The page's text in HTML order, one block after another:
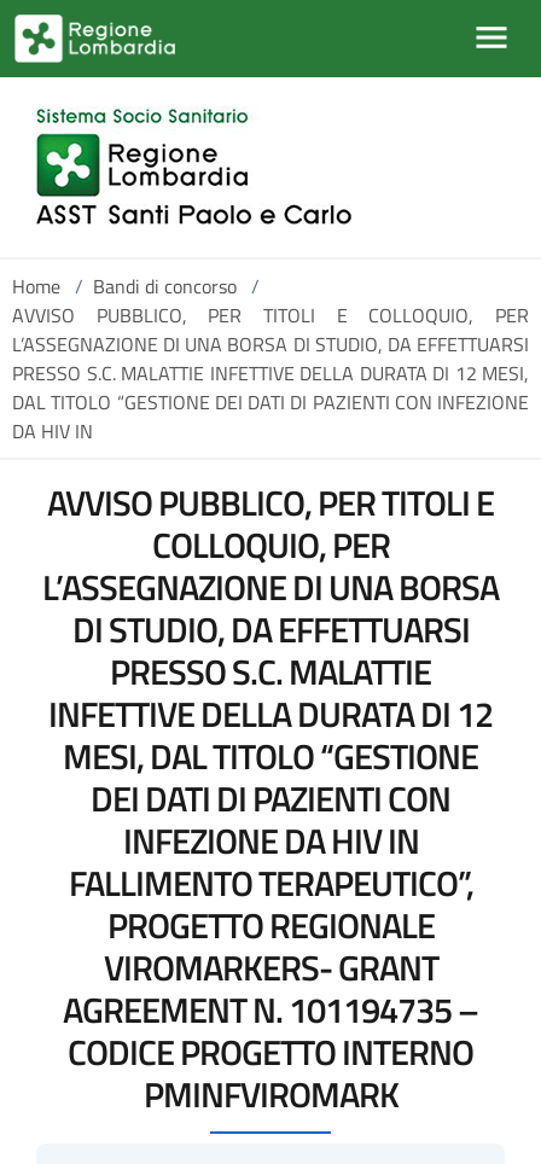
Salta al contenuto principale
Home / Bandi di concorso /
AVVISO PUBBLICO, PER TITOLI E COLLOQUIO, PER
L’ASSEGNAZIONE DI UNA BORSA DI STUDIO, DA EFFETTUARSI
PRESSO S.C. MALATTIE INFETTIVE DELLA DURATA DI 12 MESI,
DAL TITOLO “GESTIONE DEI DATI DI PAZIENTI CON INFEZIONE
DA HIV IN
AVVISO PUBBLICO, PER TITOLI E
COLLOQUIO, PER
L’ASSEGNAZIONE DI UNA BORSA
DI STUDIO, DA EFFETTUARSI
PRESSO S.C. MALATTIE
INFETTIVE DELLA DURATA DI 12
MESI, DAL TITOLO “GESTIONE
DEI DATI DI PAZIENTI CON
INFEZIONE DA HIV IN
FALLIMENTO TERAPEUTICO”,
PROGETTO REGIONALE
VIROMARKERS- GRANT
AGREEMENT N. 101194735 –
CODICE PROGETTO INTERNO
PMINFVIROMARK